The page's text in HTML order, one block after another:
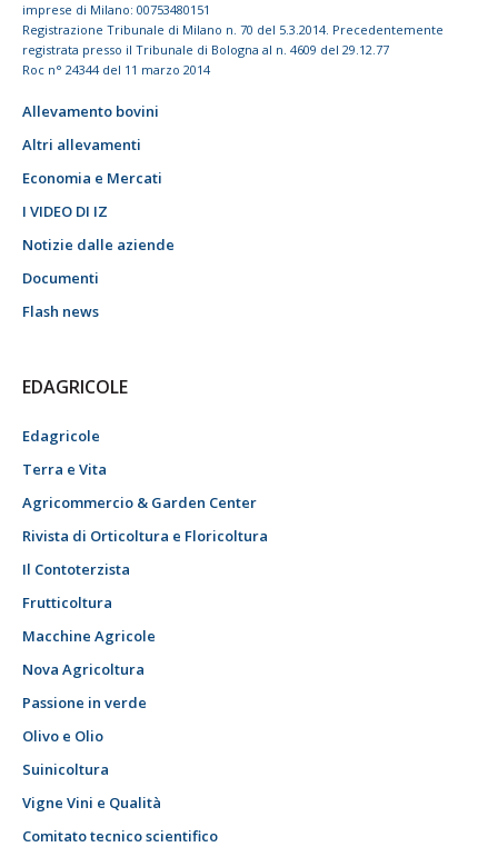
imprese di Milano: 00753480151
Registrazione Tribunale di Milano n. 70 del 5.3.2014. Precedentemente
registrata presso il Tribunale di Bologna al n. 4609 del 29.12.77
Roc n° 24344 del 11 marzo 2014
Allevamento bovini
Altri allevamenti
Economia e Mercati
I VIDEO DI IZ
Notizie dalle aziende
Documenti
Flash news
EDAGRICOLE
Edagricole
Terra e Vita
Agricommercio & Garden Center
Rivista di Orticoltura e Floricoltura
Il Contoterzista
Frutticoltura
Macchine Agricole
Nova Agricoltura
Passione in verde
Olivo e Olio
Suinicoltura
Vigne Vini e Qualità
Comitato tecnico scientifico